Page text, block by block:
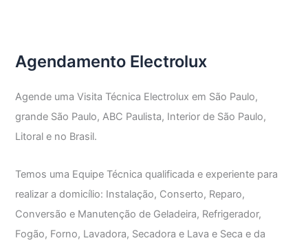
Agendamento Electrolux
Agende uma Visita Técnica Electrolux em São Paulo,
grande São Paulo, ABC Paulista, Interior de São Paulo,
Litoral e no Brasil.
Temos uma Equipe Técnica qualificada e experiente para
realizar a domicílio: Instalação, Conserto, Reparo,
Conversão e Manutenção de Geladeira, Refrigerador,
Fogão, Forno, Lavadora, Secadora e Lava e Seca e da